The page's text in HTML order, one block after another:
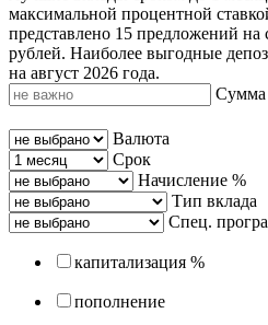
максимальной процентной
представлено 15 предложений
рублей. Наиболее выгодные
на август 2026 года.
Сумма
Валюта
Срок
Начисление %
Тип вклада
Спец.
капитализация %
пополнение